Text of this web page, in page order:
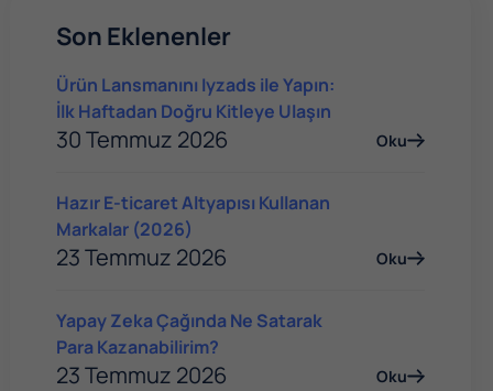
Son Eklenenler
Ürün Lansmanını Iyzads ile Yapın:
İlk Haftadan Doğru Kitleye Ulaşın
30 Temmuz 2026 Oku
Hazır E-ticaret Altyapısı Kullanan
Markalar (2026)
23 Temmuz 2026 Oku
Yapay Zeka Çağında Ne Satarak
Para Kazanabilirim?
23 Temmuz 2026 Oku